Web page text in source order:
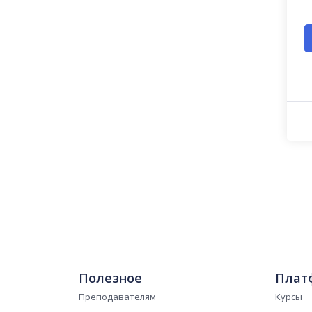
Полезное
Преподавателям Курсы